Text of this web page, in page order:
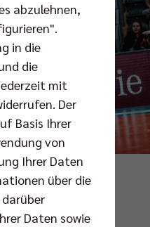
abzulehnen,
in die
die
mit
Der
Basis Ihrer
von
Ihrer Daten
über die
Daten sowie